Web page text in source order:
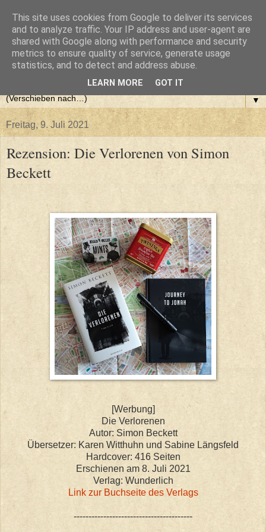
▼
Freitag, 9. Juli 2021
Rezension: Die Verlorenen von Simon
Beckett
[Werbung]
Die Verlorenen
Autor: Simon Beckett
Übersetzer: Karen Witthuhn und Sabine Längsfeld
Hardcover: 416 Seiten
Erschienen am 8. Juli 2021
Verlag: Wunderlich
Link zur Buchseite des Verlags
----------------------------------------
This site uses cookies from Google to deliver its services
and to analyze traffic. Your IP address and user-agent are
shared with Google along with performance and security
metrics to ensure quality of service, generate usage
statistics, and to detect and address abuse.
LEARN MORE GOT IT